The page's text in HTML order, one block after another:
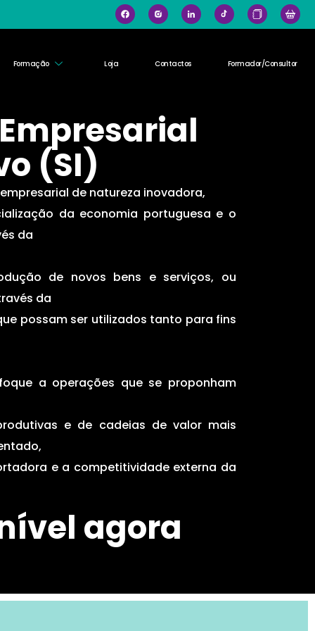
Formação Loja Contactos Formador/Consultor
(SI)
de natureza inovadora,
da economia portuguesa e o
da
de novos bens e serviços, ou
da
possam ser utilizados tanto para fins
a operações que se proponham
e de cadeias de valor mais
e a competitividade externa da
agora